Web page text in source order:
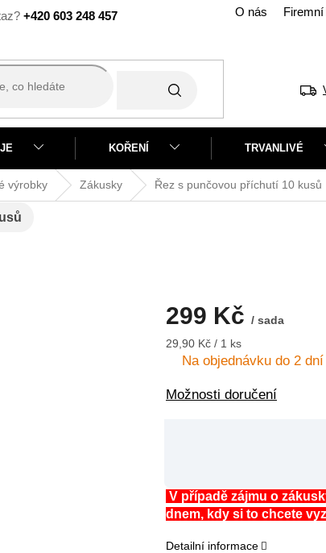
+420 603 248 457 O nás
KOŘENÍ TRVANLIVÉ
výrobky Zákusky Řez s punčovou příchutí 10 kusů
299 Kč / sada
Měrná
cena:
29,90 Kč / 1 ks
Na objednávku do 2 dní
Možnosti doručení
V případě zájmu o
dnem, kdy si to chcete
Detailní informace